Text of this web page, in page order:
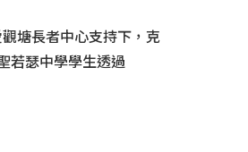
塘長者中心支持下，克
若瑟中學學生透過